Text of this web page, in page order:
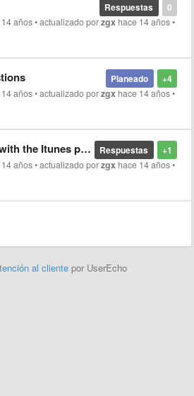
0
Respuestas
años•actualizado porzgx hace 14 años•
+4
Planeado
años•actualizado porzgx hace 14 años•
+1
Respuestas
the Itunes process
años•actualizado porzgx hace 14 años•
al cliente por UserEcho